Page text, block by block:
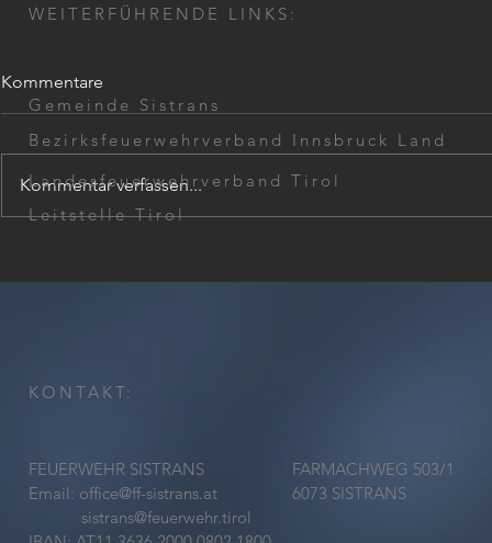
Kommentare
Kommentar verfassen...
WEITERFÜHRENDE LINKS:
Gemeinde Sistrans
Bezirksfeuerwehrverband Innsbruck Land
Landesfeuerwehrverband Tirol
Leitstelle Tirol
KONTAKT:
FEUERWEHR SISTRANS
Email: office@ff-sistrans.at
sistrans@feuerwehr.tirol
FARMACHWEG 503/1
6073 SISTRANS